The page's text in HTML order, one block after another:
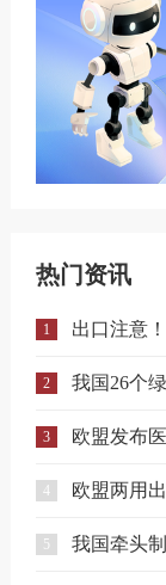
热门资讯
1
2 我国26个
3
4 欧盟两用
5